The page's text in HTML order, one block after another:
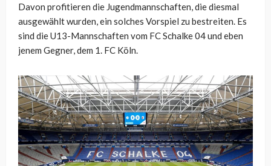
Davon profitieren die Jugendmannschaften, die diesmal
ausgewählt wurden, ein solches Vorspiel zu bestreiten. Es
sind die U13-Mannschaften vom FC Schalke 04 und eben
jenem Gegner, dem 1. FC Köln.